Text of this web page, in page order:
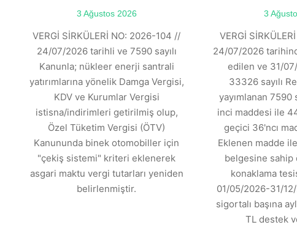
3 Ağustos 2026
VERGİ SİRKÜLERİ NO: 2026-104 //
24/07/2026 tarihli ve 7590 sayılı
Kanunla; nükleer enerji santrali
yatırımlarına yönelik Damga Vergisi,
KDV ve Kurumlar Vergisi
istisna/indirimleri getirilmiş olup,
Özel Tüketim Vergisi (ÖTV)
Kanununda binek otomobiller için
"çekiş sistemi" kriteri eklenerek
asgari maktu vergi tutarları yeniden
belirlenmiştir.
3
VERGİ
24/07/2026
edilen ve 31/
33326 sayılı
yayımlanan 7590
inci maddesi ile
geçici 36'ncı
Eklenen madde
belgesine
konaklama
01/05/2026-31/
sigortalı başına
TL destek